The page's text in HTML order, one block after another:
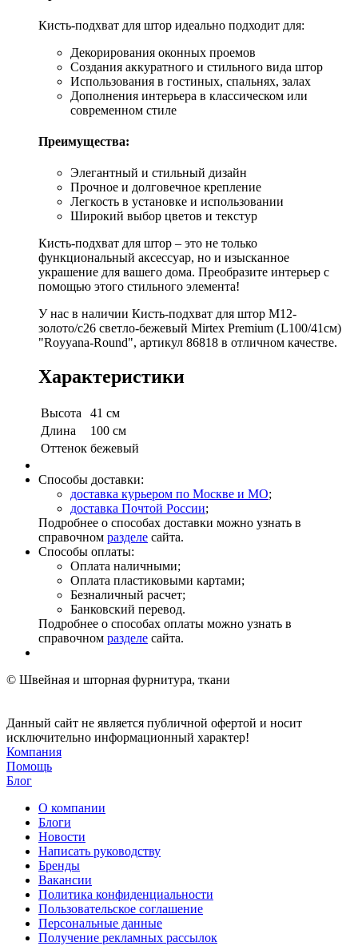
Кисть-подхват для штор идеально подходит для:
Декорирования оконных проемов
Создания аккуратного и стильного вида штор
Использования в гостиных, спальнях, залах
Дополнения интерьера в классическом или
современном стиле
Преимущества:
Элегантный и стильный дизайн
Прочное и долговечное крепление
Легкость в установке и использовании
Широкий выбор цветов и текстур
Кисть-подхват для штор – это не только
функциональный аксессуар, но и изысканное
украшение для вашего дома. Преобразите интерьер с
помощью этого стильного элемента!
У нас в наличии Кисть-подхват для штор M12-
золото/c26 светло-бежевый Mirtex Premium (L100/41см)
"Royyana-Round", артикул 86818 в отличном качестве.
Характеристики
Высота
41 см
Длина
100 см
Оттенок бежевый
Способы доставки:
доставка курьером по Москве и МО;
доставка Почтой России;
Подробнее о способах доставки можно узнать в
справочном разделе сайта.
Способы оплаты:
Оплата наличными;
Оплата пластиковыми картами;
Безналичный расчет;
Банковский перевод.
Подробнее о способах оплаты можно узнать в
справочном разделе сайта.
© Швейная и шторная фурнитура, ткани
Данный сайт не является публичной офертой и носит
исключительно информационный характер!
Компания
Помощь
Блог
О компании
Блоги
Новости
Написать руководству
Бренды
Вакансии
Политика конфиденциальности
Пользовательское соглашение
Персональные данные
Получение рекламных рассылок